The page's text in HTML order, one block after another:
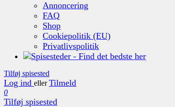
Annoncering
FAQ
Shop
Cookiepolitik (EU)
Privatlivspolitik
Tilføj spisested
Log ind eller Tilmeld
0
Tilføj spisested